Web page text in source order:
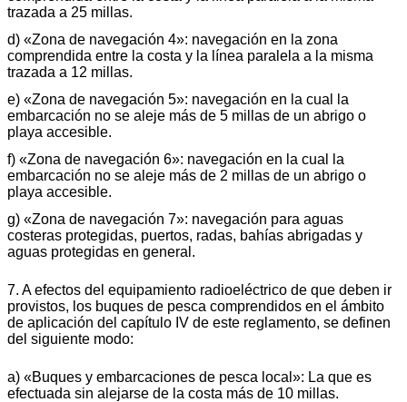
trazada a 25 millas.
d) «Zona de navegación 4»: navegación en la zona
comprendida entre la costa y la línea paralela a la misma
trazada a 12 millas.
e) «Zona de navegación 5»: navegación en la cual la
embarcación no se aleje más de 5 millas de un abrigo o
playa accesible.
f) «Zona de navegación 6»: navegación en la cual la
embarcación no se aleje más de 2 millas de un abrigo o
playa accesible.
g) «Zona de navegación 7»: navegación para aguas
costeras protegidas, puertos, radas, bahías abrigadas y
aguas protegidas en general.
7. A efectos del equipamiento radioeléctrico de que deben ir
provistos, los buques de pesca comprendidos en el ámbito
de aplicación del capítulo IV de este reglamento, se definen
del siguiente modo:
a) «Buques y embarcaciones de pesca local»: La que es
efectuada sin alejarse de la costa más de 10 millas.